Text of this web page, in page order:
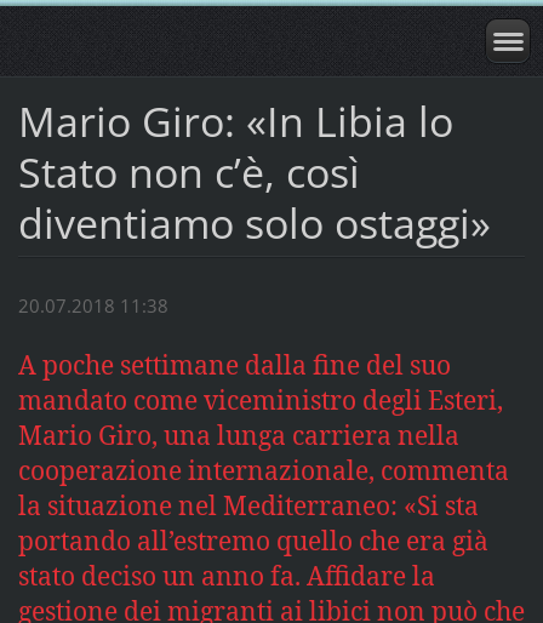
Mario Giro: «In Libia lo
Stato non c’è, così
diventiamo solo ostaggi»
20.07.2018 11:38
A poche settimane dalla fine del suo
mandato come viceministro degli Esteri,
Mario Giro, una lunga carriera nella
cooperazione internazionale, commenta
la situazione nel Mediterraneo: «Si sta
portando all’estremo quello che era già
stato deciso un anno fa. Affidare la
gestione dei migranti ai libici non può che